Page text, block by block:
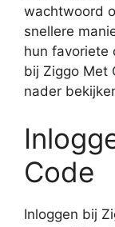
wachtwoord
snellere
hun favoriete
bij Ziggo Met
nader
Code
Inloggen bij